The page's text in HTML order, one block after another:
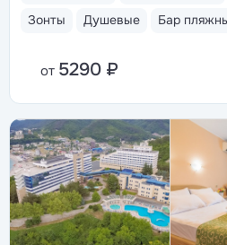
Зонты
Душевые Бар
от 5290 ₽